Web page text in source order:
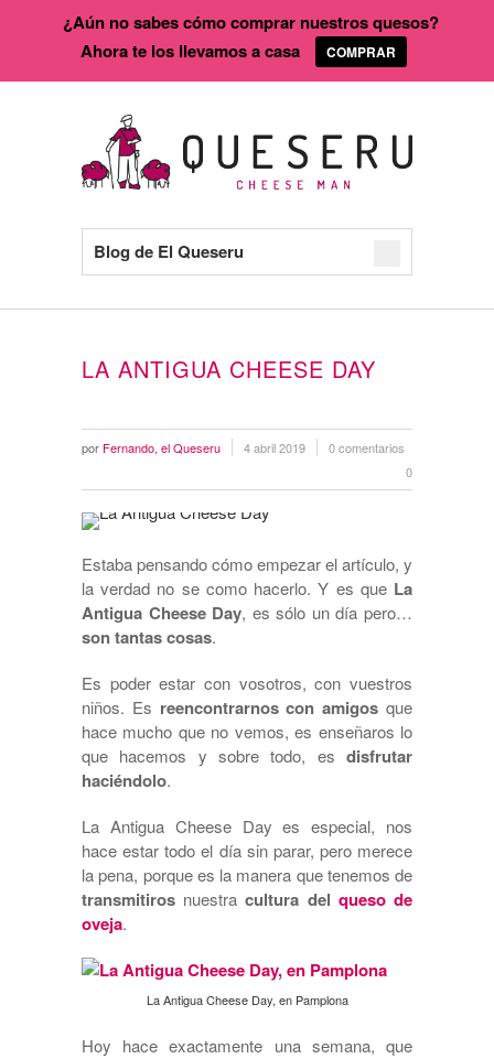
Blog de El Queseru
LA ANTIGUA CHEESE DAY
por Fernando, el Queseru 4 abril 2019
0 comentarios
0
Estaba pensando cómo empezar el artículo, y
la verdad no se como hacerlo. Y es que La
Antigua Cheese Day, es sólo un día pero…
son tantas cosas.
Es poder estar con vosotros, con vuestros
niños. Es reencontrarnos con amigos que
hace mucho que no vemos, es enseñaros lo
que hacemos y sobre todo, es disfrutar
haciéndolo.
La Antigua Cheese Day es especial, nos
hace estar todo el día sin parar, pero merece
la pena, porque es la manera que tenemos de
transmitiros nuestracultura del queso de
oveja.
La Antigua Cheese Day, en Pamplona
Hoy hace exactamente una semana, que
¿Aún no sabes cómo comprar nuestros quesos?
Ahora te los llevamos a casa
COMPRAR